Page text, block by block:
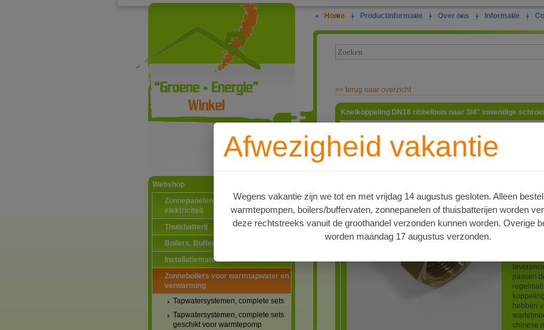
Ga naar productinformatie
Webshop
Zonnepanelen PV-systemen
elektriciteit
Thuisbatterij
Boilers, Buffervaten en toebehoren
Installatiematerialen
Zonneboilers voor warmtapwater en
verwarming
Tapwatersystemen, complete sets
Tapwatersystemen, complete sets
geschikt voor warmtepomp
Home | Productinformatie | Over ons | Informatie |
Afwezigheid vakantie
Wegens vakantie zijn we tot en met vrijdag 14 augustus gesloten. Alleen
warmtepompen, boilers/buffervaten, zonnepanelen of thuisbatterijen worden
deze rechtstreeks vanuit de groothandel verzonden kunnen worden. Overige
worden maandag 17 augustus verzonden.
<< terug naar overzicht
Knelkoppeling DN16 ribbelbuis naar 3/4" inwendige
Deze
snel is
stabiele
dan de
te
bestand
OP;
21,4mm
dat met
Veel
passen
hebben
chinese